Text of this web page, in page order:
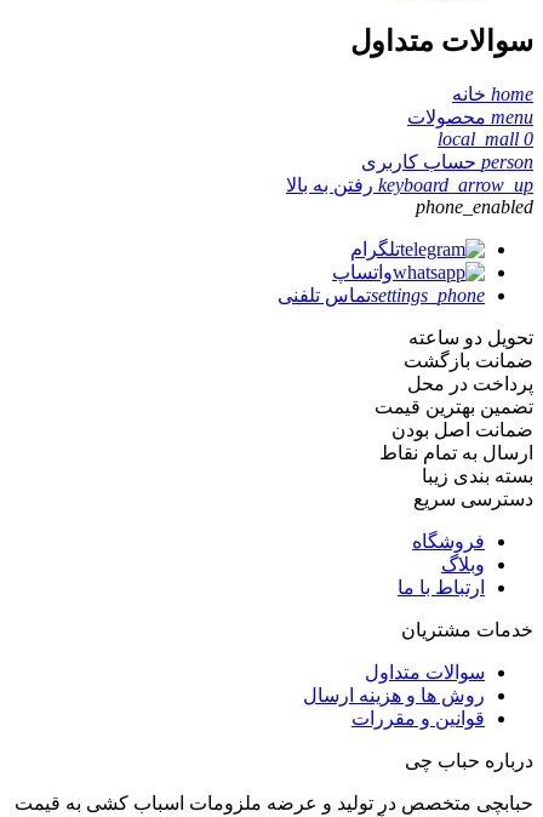
سوالات متداول
home خانه
menu محصولات
local_mall 0
person حساب کاربری
keyboard_arrow_up رفتن به بالا
phone_enabled
تلگرام
واتساپ
settings_phoneتماس تلفنی
تحویل دو ساعته
ضمانت بازگشت
پرداخت در محل
تضمین بهترین قیمت
ضمانت اصل بودن
ارسال به تمام نقاط
بسته بندی زیبا
دسترسی سریع
فروشگاه
وبلاگ
ارتباط با ما
خدمات مشتریان
سوالات متداول
روش ها و هزینه ارسال
قوانین و مقررات
درباره حباب چی
حبابچی متخصص در تولید و عرضه ملزومات اسباب کشی به قیمت